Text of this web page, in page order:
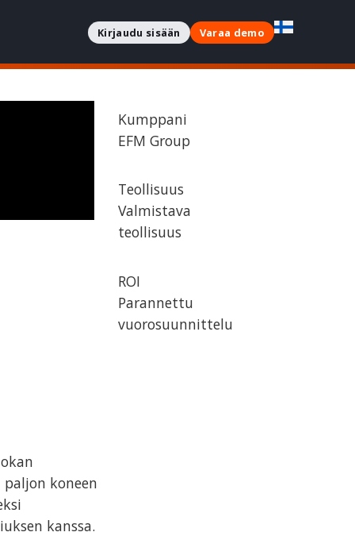
Kirjaudu sisään Varaa demo
Kumppani
EFM Group
Teollisuus
Valmistava
teollisuus
ROI
Parannettu
vuorosuunnittelu
koneen
kanssa.